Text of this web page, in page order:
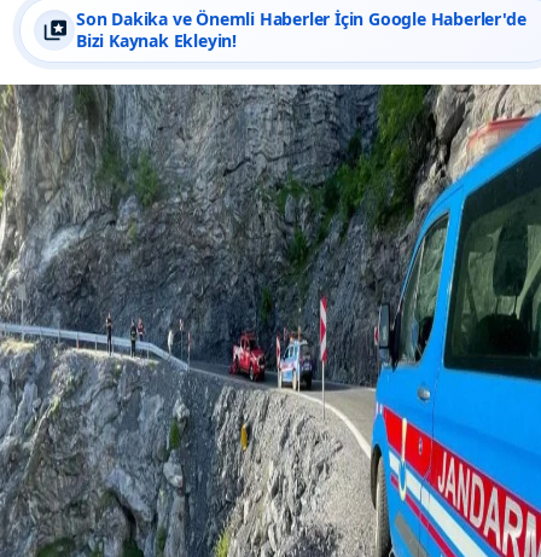
Son Dakika ve Önemli Haberler İçin Google Haberler'de
Bizi Kaynak Ekleyin!